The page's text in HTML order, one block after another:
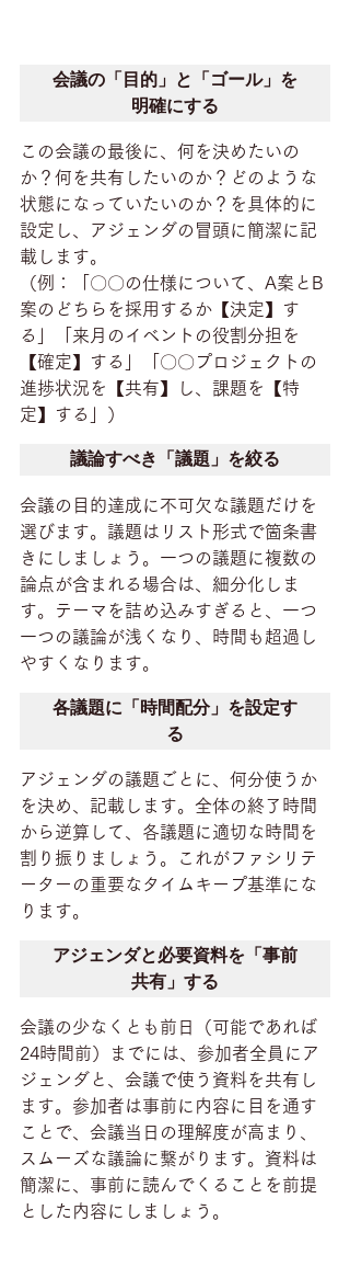
会議の「目的」と「ゴール」を
明確にする
この会議の最後に、何を決めたいの
か？何を共有したいのか？どのような
状態になっていたいのか？を具体的に
設定し、アジェンダの冒頭に簡潔に記
載します。
（例：「〇〇の仕様について、A案とB
案のどちらを採用するか【決定】す
る」「来月のイベントの役割分担を
【確定】する」「〇〇プロジェクトの
進捗状況を【共有】し、課題を【特
定】する」）
議論すべき「議題」を絞る
会議の目的達成に不可欠な議題だけを
選びます。議題はリスト形式で箇条書
きにしましょう。一つの議題に複数の
論点が含まれる場合は、細分化しま
す。テーマを詰め込みすぎると、一つ
一つの議論が浅くなり、時間も超過し
やすくなります。
各議題に「時間配分」を設定す
る
アジェンダの議題ごとに、何分使うか
を決め、記載します。全体の終了時間
から逆算して、各議題に適切な時間を
割り振りましょう。これがファシリテ
ーターの重要なタイムキープ基準にな
ります。
アジェンダと必要資料を「事前
共有」する
会議の少なくとも前日（可能であれば
24時間前）までには、参加者全員にア
ジェンダと、会議で使う資料を共有し
ます。参加者は事前に内容に目を通す
ことで、会議当日の理解度が高まり、
スムーズな議論に繋がります。資料は
簡潔に、事前に読んでくることを前提
とした内容にしましょう。